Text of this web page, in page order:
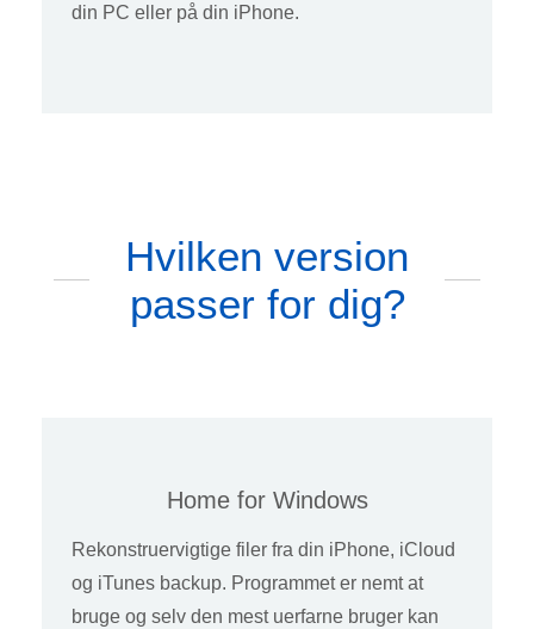
din PC eller på din iPhone.
Hvilken version
passer for dig?
Home for Windows
Rekonstruervigtige filer fra din iPhone, iCloud
og iTunes backup. Programmet er nemt at
bruge og selv den mest uerfarne bruger kan